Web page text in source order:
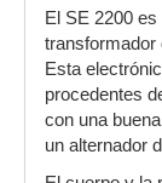
El SE 2200
transformador
Esta
procedentes
con una
un alternador